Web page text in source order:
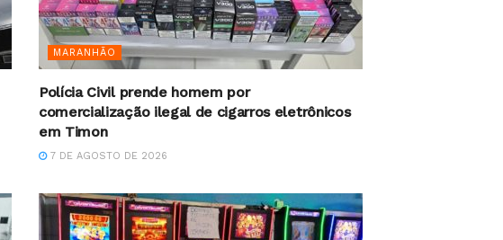
MARANHÃO
Polícia Civil prende homem por
comercialização ilegal de cigarros eletrônicos
em Timon
7 DE AGOSTO DE 2026